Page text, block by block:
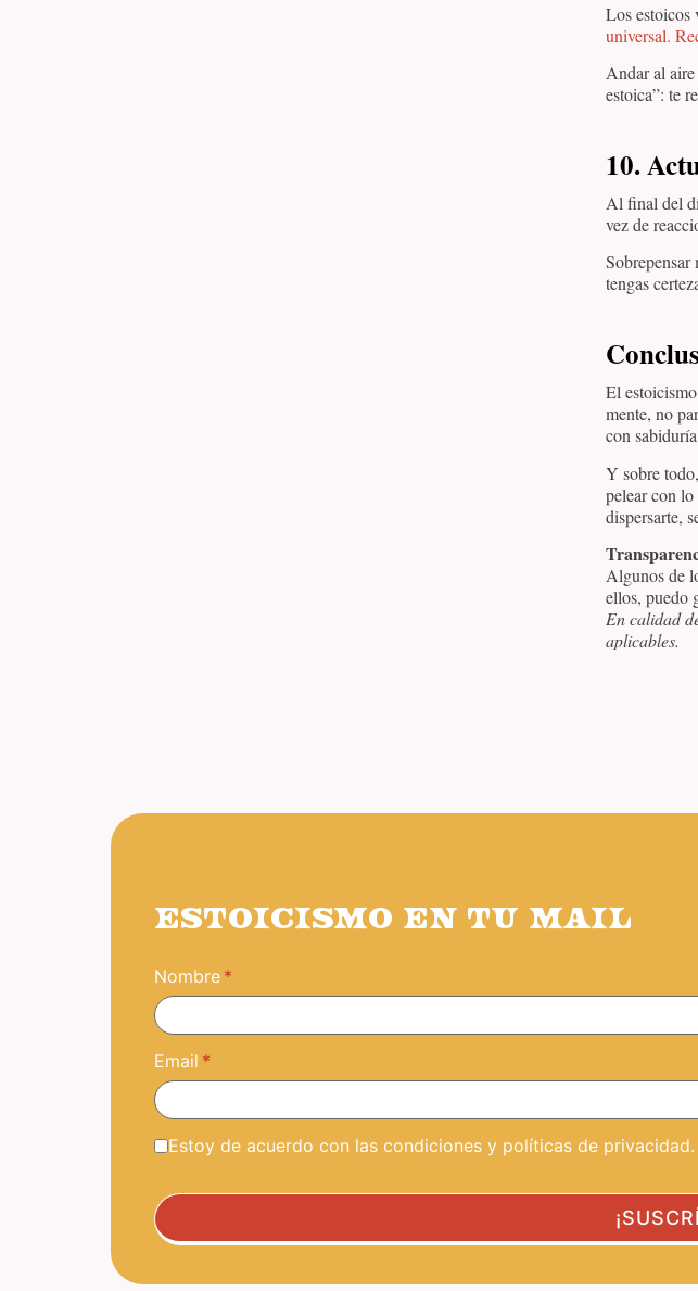
Los estoicos
universal.
Andar al
estoica”: te
10.
Al final del
vez de
Sobrepensar
tengas
El
mente, no
con
Y sobre
pelear con
dispersarte,
Algunos de
ellos, puedo
En calidad
aplicables.
ESTOICISMO EN TU MAIL
Nombre
Email
Estoy de acuerdo con las condiciones y políticas de privacidad.